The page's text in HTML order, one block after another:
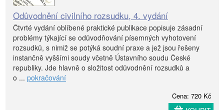
Odůvodnění civilního rozsudku, 4. vydání
Čtvrté vydání oblíbené praktické publikace popisuje zásadní
problémy týkající se odůvodňování písemných vyhotovení
rozsudků, s nimiž se potýká soudní praxe a jež jsou řešeny
instančně vyššími soudy včetně Ústavního soudu České
republiky. Jde hlavně o složitost odůvodnění rozsudků a
o ... pokračování
Cena: 720 Kč